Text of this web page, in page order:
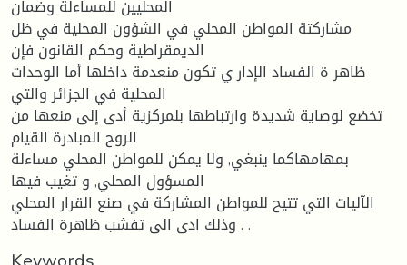
المحليين للمساءلة وضمان
مشاركتة المواطن المحلي في الشؤون المحلية في ظل
الديمقراطية وحكم القانون فإن
ظاهر ة الفساد الإدار ي تكون منعدمة داخلها أما الوحدات
المحلية في الجزائر والتي
تخضع لوصاية شديدة وارتباطها بلمركزية أدى إلى منعها من
الروح المبادرة القيام
بمهامهاكما ينبغي, ولا يمكن للمواطن المحلي مساءلة
المسؤول المحلي, و تغيب فيها
الآليات التي تتيح للمواطن المشاركة في صنع القرار المحلي
وذلك ادى الى تفشب ظاهرة الفساد . .